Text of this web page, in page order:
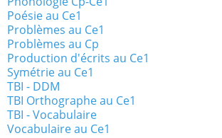
Poésie au Ce1
Problèmes au Ce1
Problèmes au Cp
Production d'écrits au Ce1
Symétrie au Ce1
TBI - DDM
TBI Orthographe au Ce1
TBI - Vocabulaire
Vocabulaire au Ce1